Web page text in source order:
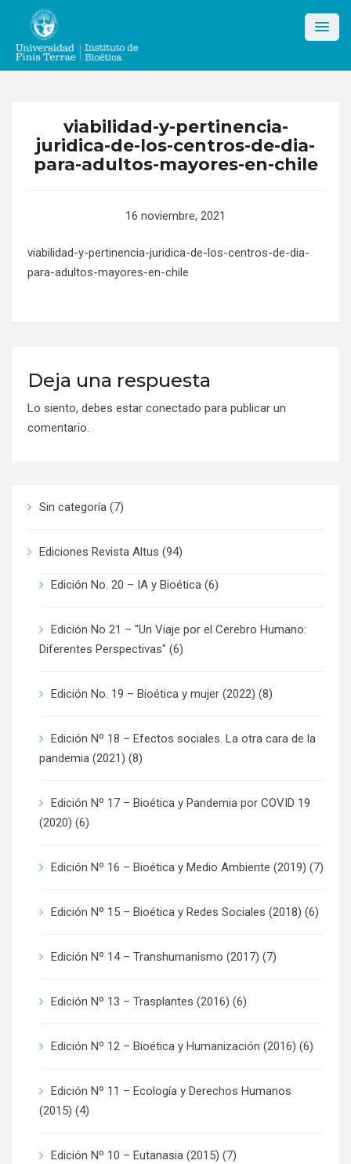
content
viabilidad-y-pertinencia-
juridica-de-los-centros-de-dia-
para-adultos-mayores-en-chile
16 noviembre, 2021
viabilidad-y-pertinencia-juridica-de-los-centros-de-dia-
para-adultos-mayores-en-chile
Deja una respuesta
Lo siento, debes estar conectado para publicar un
comentario.
Sin categoría (7)
Ediciones Revista Altus (94)
Edición No. 20 – IA y Bioética (6)
Edición No 21 – "Un Viaje por el Cerebro Humano:
Diferentes Perspectivas" (6)
Edición No. 19 – Bioética y mujer (2022) (8)
Edición Nº 18 – Efectos sociales. La otra cara de la
pandemia (2021) (8)
Edición Nº 17 – Bioética y Pandemia por COVID 19
(2020) (6)
Edición Nº 16 – Bioética y Medio Ambiente (2019) (7)
Edición Nº 15 – Bioética y Redes Sociales (2018) (6)
Edición Nº 14 – Transhumanismo (2017) (7)
Edición Nº 13 – Trasplantes (2016) (6)
Edición Nº 12 – Bioética y Humanización (2016) (6)
Edición Nº 11 – Ecología y Derechos Humanos
(2015) (4)
Edición Nº 10 – Eutanasia (2015) (7)